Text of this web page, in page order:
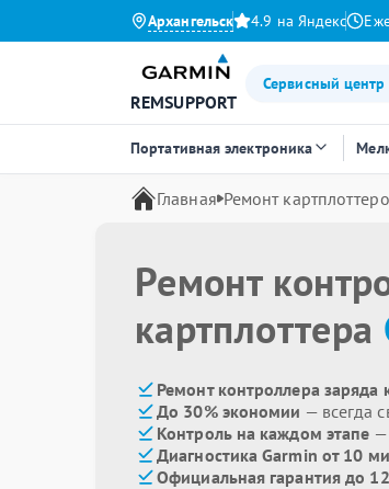
Архангельск 4.9 на Яндекс
REMSUPPORT
Сервисный центр
Портативная электроника
Главная Ремонт
Ремонт
картплоттера
Ремонт контроллера заряда
До 30% экономии — всегда
Контроль на каждом этапе —
Диагностика Garmin от 10
Официальная гарантия до